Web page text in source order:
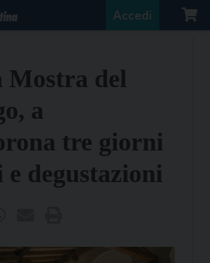
Accedi
Mostra del
a
tre giorni
e degustazioni